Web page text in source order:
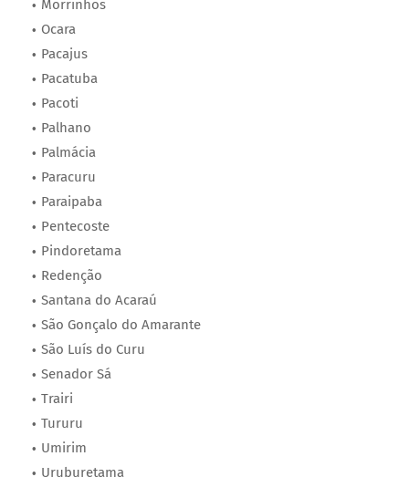
Morrinhos
Ocara
Pacajus
Pacatuba
Pacoti
Palhano
Palmácia
Paracuru
Paraipaba
Pentecoste
Pindoretama
Redenção
Santana do Acaraú
São Gonçalo do Amarante
São Luís do Curu
Senador Sá
Trairi
Tururu
Umirim
Uruburetama